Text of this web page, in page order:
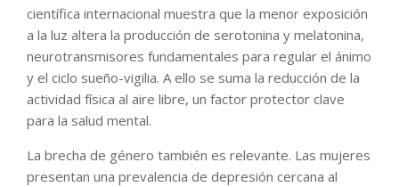
científica internacional muestra que la menor exposición
a la luz altera la producción de serotonina y melatonina,
neurotransmisores fundamentales para regular el ánimo
y el ciclo sueño-vigilia. A ello se suma la reducción de la
actividad física al aire libre, un factor protector clave
para la salud mental.
La brecha de género también es relevante. Las mujeres
presentan una prevalencia de depresión cercana al